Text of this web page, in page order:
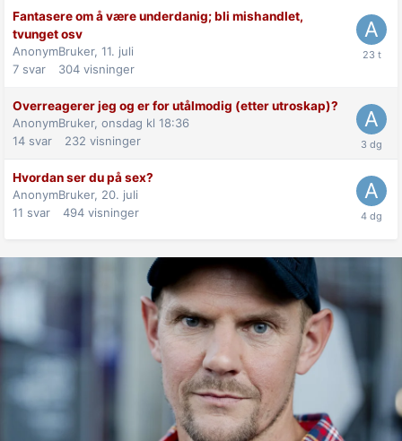
Fantasere om å være underdanig; bli mishandlet,
tvunget osv
AnonymBruker, 11. juli
7 svar 304 visninger
Overreagerer jeg og er for utålmodig (etter utroskap)?
AnonymBruker, onsdag kl 18:36
14 svar 232 visninger
Hvordan ser du på sex?
AnonymBruker, 20. juli
11 svar 494 visninger